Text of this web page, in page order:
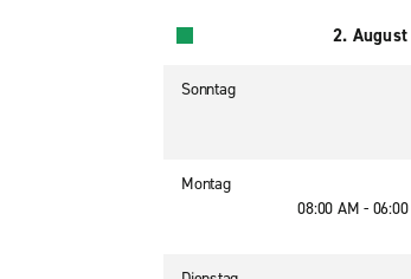
2.
Sonntag
Montag
08:00 AM -